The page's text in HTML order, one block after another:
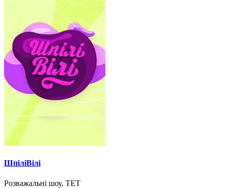
ШпіліВілі
Розважальні шоу, ТЕТ